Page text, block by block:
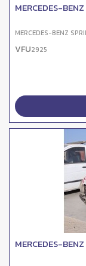
MERCEDES-
MERCEDES-BENZ
VFU2925
MERCEDES-